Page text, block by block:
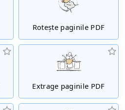
Rotește paginile PDF
Extrage paginile PDF